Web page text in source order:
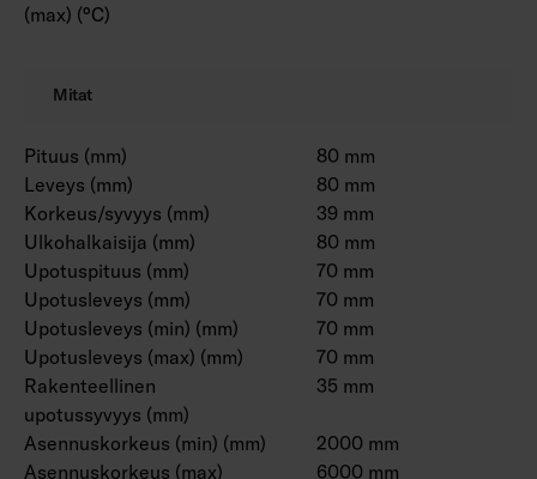
(max) (°C)
Mitat
Pituus (mm)
80 mm
Leveys (mm)
80 mm
Korkeus/syvyys (mm)
39 mm
Ulkohalkaisija (mm)
80 mm
Upotuspituus (mm)
70 mm
Upotusleveys (mm)
70 mm
Upotusleveys (min) (mm)
70 mm
Upotusleveys (max) (mm)
70 mm
Rakenteellinen
upotussyvyys (mm)
35 mm
Asennuskorkeus (min) (mm)
2000 mm
Asennuskorkeus (max)
6000 mm